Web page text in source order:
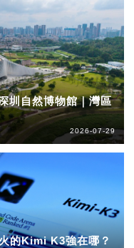
圳自然博物館｜灣區
2026-07-29
的Kimi K3強在哪？